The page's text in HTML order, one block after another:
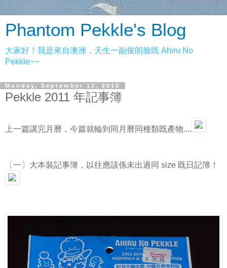
Phantom Pekkle's Blog
大家好！我是來自澳洲，天生一副俊朗臉既 Ahiru No
Pekkle~~
Monday, September 13, 2010
Pekkle 2011 年記事簿
上一篇講完月曆，今篇就輪到同月曆同種類既產物....
〔一〕大本裝記事簿，以往應該係未出過同 size 既日記簿！